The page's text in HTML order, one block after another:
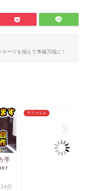
ーツを揃えて準備万端に！
手
日
ラファエル